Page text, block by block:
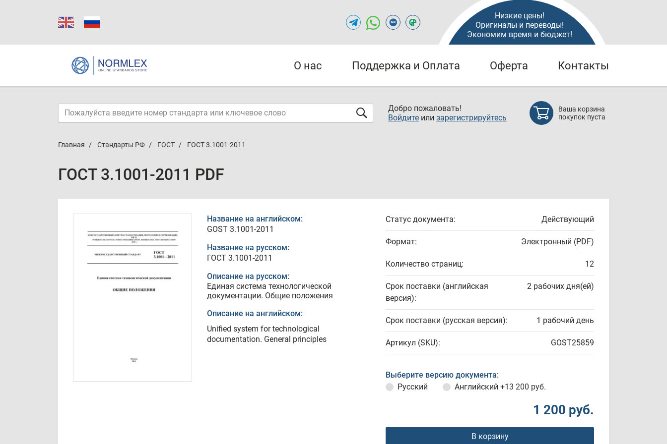
Низкие цены!
Оригиналы и переводы!
Экономим время и бюджет!
О нас Поддержка и Оплата Оферта Контакты
Добро пожаловать!
Войдите или зарегистрируйтесь
Ваша корзина
покупок пуста
Главная Стандарты РФ ГОСТ ГОСТ 3.1001-2011
ГОСТ 3.1001-2011 PDF
Название на английском:
GOST 3.1001-2011
Название на русском:
ГОСТ 3.1001-2011
Описание на русском:
Единая система технологической
документации. Общие положения
Описание на английском:
Unified system for technological
documentation. General principles
Статус документа: Действующий
Формат: Электронный (PDF)
Количество страниц: 12
Срок поставки (английская
версия):
2 рабочих дня(ей)
Срок поставки (русская версия): 1 рабочий день
Артикул (SKU): GOST25859
Выберите версию документа:
Русский
Английский +13 200 руб.
1 200 руб.
В корзину